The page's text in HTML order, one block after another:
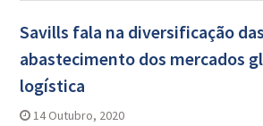
Savills fala na diversificação
abastecimento dos mercados
logística
14 Outubro, 2020